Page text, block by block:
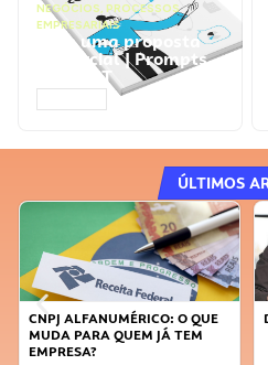
NEGÓCIOS, PROCESSOS
EMPRESARIAIS
Faça uma proposta
comercial | Prompts
ChatGPT
ÚLTIMOS
DICAS PARA OBTER CRÉDITO